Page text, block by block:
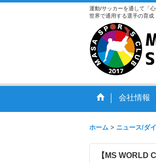
運動/サッカーを通して「心
世界で通用する選手の育成
会社情報
ホーム > ニュース/ダ
【MS WORLD